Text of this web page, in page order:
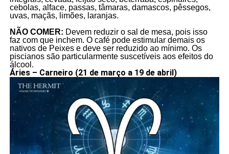
cebolas, alface, passas, tâmaras, damascos, pêssegos,
uvas, maçãs, limões, laranjas.
NÃO COMER: Devem reduzir o sal de mesa, pois isso
faz com que inchem. O café pode estimular demais os
nativos de Peixes e deve ser reduzido ao mínimo. Os
piscianos são particularmente suscetíveis aos efeitos do
álcool.
Áries – Carneiro (21 de março a 19 de abril)